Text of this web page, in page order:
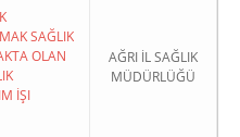
SAĞLIK
OLAN
İŞI
AĞRI İL SAĞLIK
MÜDÜRLÜĞÜ